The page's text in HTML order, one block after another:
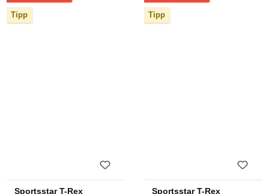
Tipp
Sportsstar T-Rex
Tipp
Sportsstar T-Rex